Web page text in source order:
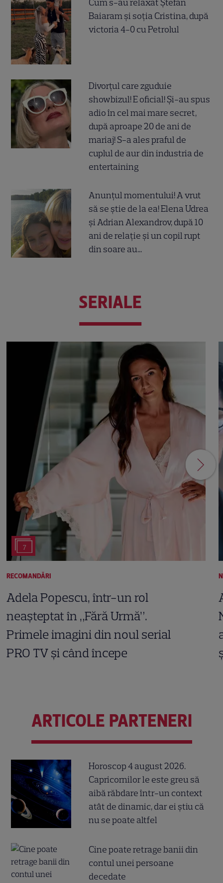
Cum s-au relaxat Ștefan
Baiaram și soția Cristina, după
victoria 4-0 cu Petrolul
Divorțul care zguduie
showbizul! E oficial! Și-au spus
adio în cel mai mare secret,
după aproape 20 de ani de
mariaj! S-a ales praful de
cuplul de aur din industria de
entertaining
Anunțul momentului! A vrut
să se știe de la ea! Elena Udrea
și Adrian Alexandrov, după 10
ani de relație și un copil rupt
din soare au...
SERIALE
7
RECOMANDĂRI
Adela Popescu, într-un rol
neașteptat în „Fără Urmă”.
Primele imagini din noul serial
PRO TV și când începe
ARTICOLE PARTENERI
Horoscop 4 august 2026.
Capricornilor le este greu să
aibă răbdare într-un context
atât de dinamic, dar ei știu că
nu se poate altfel
Cine poate retrage banii din
contul unei persoane
decedate